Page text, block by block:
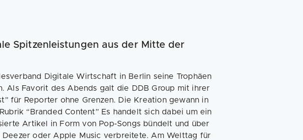
Spitzenleistungen aus der Mitte der
Digitale Wirtschaft in Berlin seine Trophäen
Als Favorit des Abends galt die DDB Group mit ihrer
für Reporter ohne Grenzen. Die Kreation gewann in
“Branded Content” Es handelt sich dabei um ein
Artikel in Form von Pop-Songs bündelt und über
oder Apple Music verbreitete. Am Welttag für